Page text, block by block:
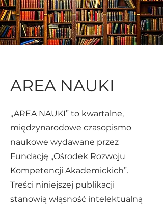
AREA NAUKI
„AREA NAUKI” to kwartalne,
międzynarodowe czasopismo
naukowe wydawane przez
Fundację „Ośrodek Rozwoju
Kompetencji Akademickich”.
Treści niniejszej publikacji
stanowią włąsność intelektualną